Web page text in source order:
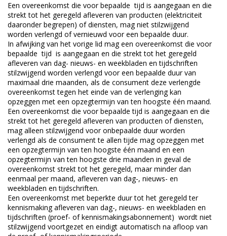
Een overeenkomst die voor bepaalde tijd is aangegaan en die
strekt tot het geregeld afleveren van producten (elektriciteit
daaronder begrepen) of diensten, mag niet stilzwijgend
worden verlengd of vernieuwd voor een bepaalde duur.
In afwijking van het vorige lid mag een overeenkomst die voor
bepaalde tijd is aangegaan en die strekt tot het geregeld
afleveren van dag- nieuws- en weekbladen en tijdschriften
stilzwijgend worden verlengd voor een bepaalde duur van
maximaal drie maanden, als de consument deze verlengde
overeenkomst tegen het einde van de verlenging kan
opzeggen met een opzegtermijn van ten hoogste één maand.
Een overeenkomst die voor bepaalde tijd is aangegaan en die
strekt tot het geregeld afleveren van producten of diensten,
mag alleen stilzwijgend voor onbepaalde duur worden
verlengd als de consument te allen tijde mag opzeggen met
een opzegtermijn van ten hoogste één maand en een
opzegtermijn van ten hoogste drie maanden in geval de
overeenkomst strekt tot het geregeld, maar minder dan
eenmaal per maand, afleveren van dag-, nieuws- en
weekbladen en tijdschriften.
Een overeenkomst met beperkte duur tot het geregeld ter
kennismaking afleveren van dag-, nieuws- en weekbladen en
tijdschriften (proef- of kennismakingsabonnement) wordt niet
stilzwijgend voortgezet en eindigt automatisch na afloop van